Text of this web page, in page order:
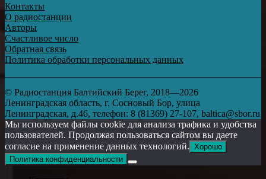
Контакты
О радиостанции
Авторы
Счастливое число
Обратная связь
Политика обработки персональных данных
© Радиостанция Балтийский Берег, 2018—2026
Ленинградская область, г. Сосновый Бор, улица
Ленинградская, д.46, телефон: 8 (81369) 27-107, baltica@sbor.ru
Мы используем файлы cookie для анализа трафика и удобства
пользователей. Продолжая пользоваться сайтом вы даете
согласие на применение данных технологий. Хорошо
Политика конфиденциальности